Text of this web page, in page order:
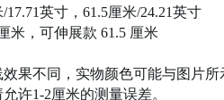
英寸，61.5厘米/24.21英寸
米，可伸展款 61.5 厘米
果不同，实物颜色可能与图片所
许1-2厘米的测量误差。